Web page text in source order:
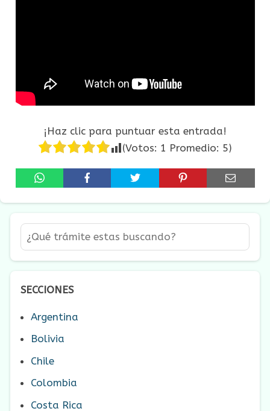
¡Haz clic para puntuar esta entrada!
(Votos: 1 Promedio: 5)
SECCIONES
Argentina
Bolivia
Chile
Colombia
Costa Rica